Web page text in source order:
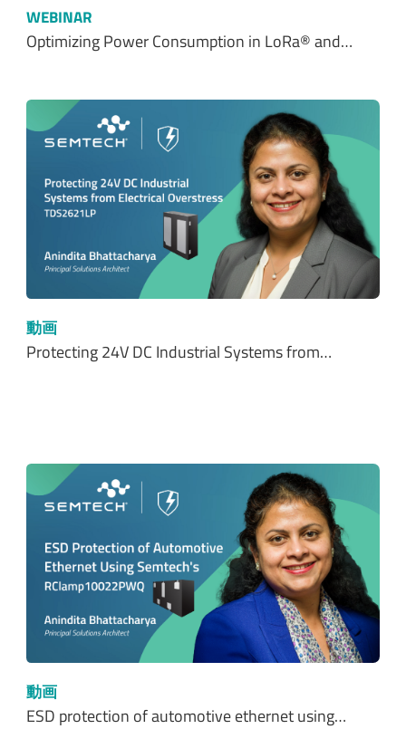
WEBINAR
Optimizing Power Consumption in LoRa® and…
動画
Protecting 24V DC Industrial Systems from…
動画
ESD protection of automotive ethernet using…